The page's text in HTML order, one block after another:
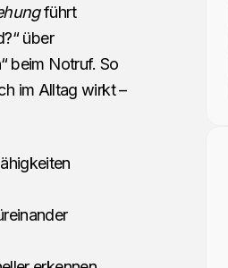
führt
über
beim Notruf. So
im Alltag wirkt –